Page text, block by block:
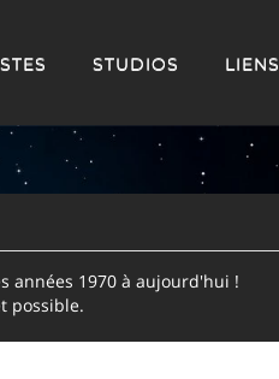
STUDIOS LIENS
années 1970 à aujourd'hui !
possible.